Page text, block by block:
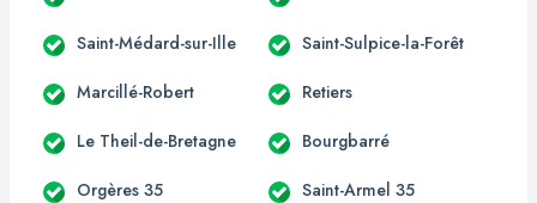
Saint-Médard-sur-Ille Saint-Sulpice-la-Forêt
Marcillé-Robert Retiers
Le Theil-de-Bretagne Bourgbarré
Orgères 35 Saint-Armel 35